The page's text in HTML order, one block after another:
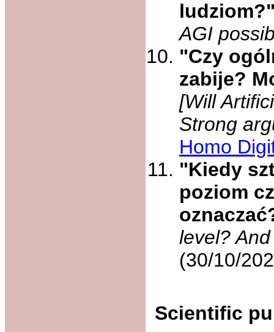
AGI
"Czy
zabije?
[Will
Strong
Homo
"Kiedy
poziom
level?
(30/10/
Scientific